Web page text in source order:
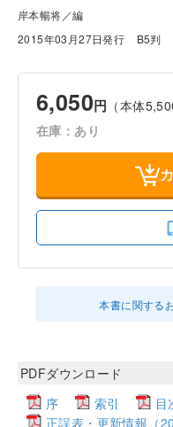
岸本暢将／編
2015年03月27日発行
B5判
6,050円 （本体
在庫：あり
本書に関する
PDFダウンロード
序
索引 目
正誤表・更新情報（